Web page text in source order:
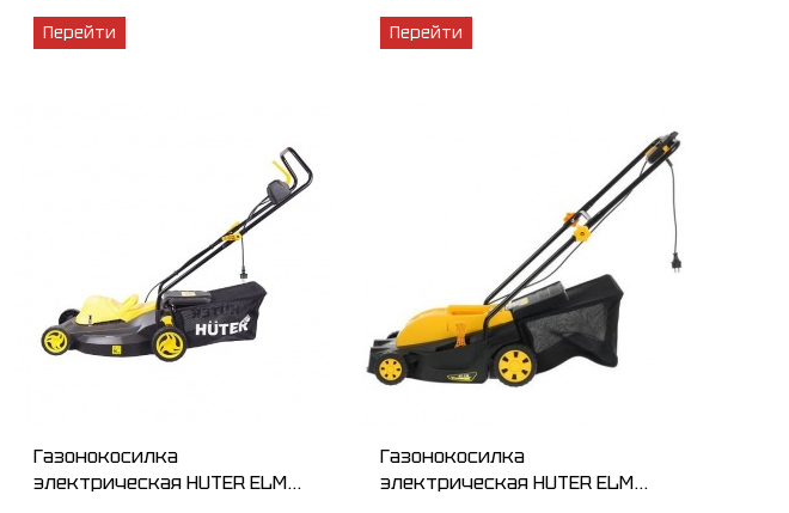
Перейти Перейти
Газонокосилка
электрическая HUTER ELM...
Газонокосилка
электрическая HUTER ELM...